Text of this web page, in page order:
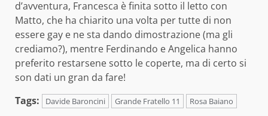
d’avventura, Francesca è finita sotto il letto con
Matto, che ha chiarito una volta per tutte di non
essere gay e ne sta dando dimostrazione (ma gli
crediamo?), mentre Ferdinando e Angelica hanno
preferito restarsene sotto le coperte, ma di certo si
son dati un gran da fare!
Tags:
Davide Baroncini Grande Fratello 11 Rosa Baiano